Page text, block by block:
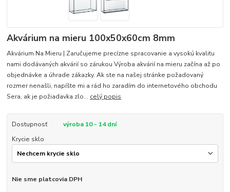
Akvárium na mieru 100x50x60cm 8mm
Akvárium Na Mieru | Zaručujeme precízne spracovanie a vysokú kvalitu
nami dodávaných akvárií so zárukou Výroba akvárií na mieru začína až po
objednávke a úhrade zákazky. Ak ste na našej stránke požadovaný
rozmer nenašli, napíšte mi a rád ho zaradím do internetového obchodu
Sera, ak je požiadavka zlo... celý popis
Dostupnosť
výroba 10 - 14 dní
Krycie sklo
Nie sme platcovia DPH